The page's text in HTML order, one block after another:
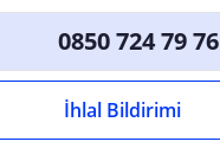
0850 724 79 76
İhlal Bildirimi